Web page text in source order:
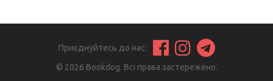
© 2026 Bookdog. Всі права застережено.
Приєднуйтесь до нас: